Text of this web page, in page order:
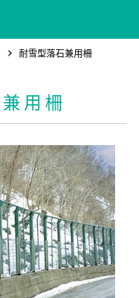
耐雪型落石兼用柵
用柵